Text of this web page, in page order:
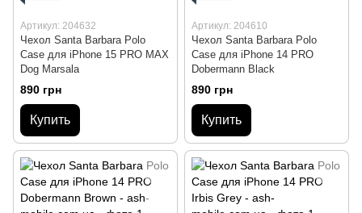
Артикул: 204632
Чехол Santa Barbara Polo
Case для iPhone 15 PRO MAX
Dog Marsala
890 грн
Купить
Артикул: 204610
Чехол Santa Barbara Polo
Case для iPhone 14 PRO
Dobermann Black
890 грн
Купить